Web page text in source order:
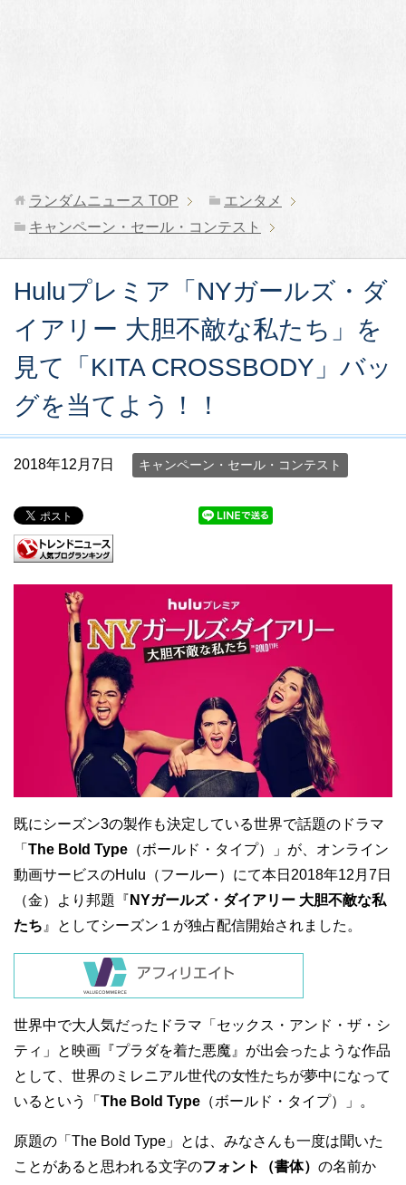
ランダムニュース TOP
エンタメ
キャンペーン・セール・コンテスト
Huluプレミア「NYガールズ・ダ
イアリー 大胆不敵な私たち」を
見て「KITA CROSSBODY」バッ
グを当てよう！！
2018年12月7日 キャンペーン・セール・コンテスト
既にシーズン3の製作も決定している世界で話題のドラマ
「 The Bold Type （ボールド・タイプ）」が、オンライン
動画サービスのHulu（フールー）にて本日2018年12月7日
（金）より邦題『 NYガールズ・ダイアリー 大胆不敵な私
たち』としてシーズン１が独占配信開始されました。
世界中で大人気だったドラマ「セックス・アンド・ザ・シ
ティ」と映画『プラダを着た悪魔』が出会ったような作品
として、世界のミレニアル世代の女性たちが夢中になって
いるという「 The Bold Type （ボールド・タイプ）」。
原題の「The Bold Type」とは、みなさんも一度は聞いた
ことがあると思われる文字のフォント（書体） の名前か